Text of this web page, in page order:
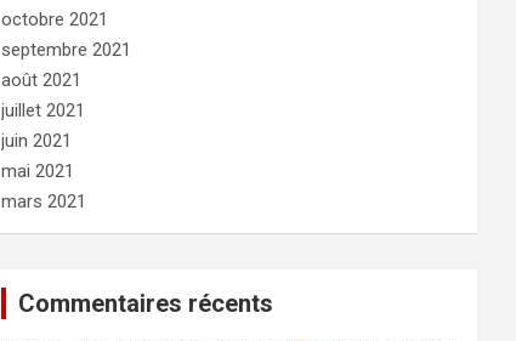
octobre 2021
septembre 2021
août 2021
juillet 2021
juin 2021
mai 2021
mars 2021
Commentaires récents